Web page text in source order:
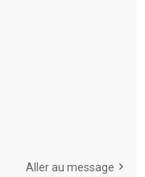
Aller au message